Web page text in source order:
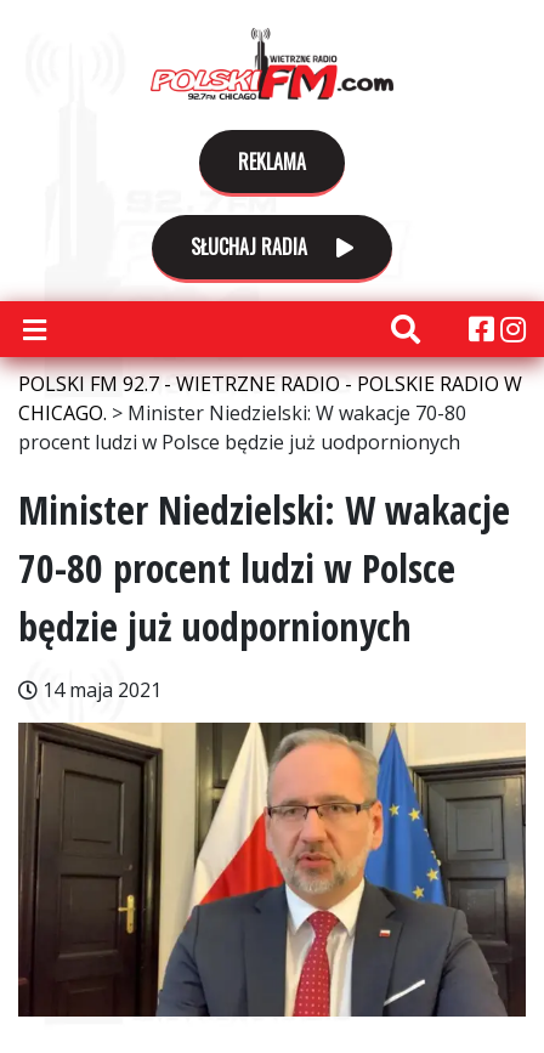
REKLAMA
SŁUCHAJ RADIA
POLSKI FM 92.7 - WIETRZNE RADIO - POLSKIE RADIO W
CHICAGO. > Minister Niedzielski: W wakacje 70-80
procent ludzi w Polsce będzie już uodpornionych
Minister Niedzielski: W wakacje
70-80 procent ludzi w Polsce
będzie już uodpornionych
14 maja 2021